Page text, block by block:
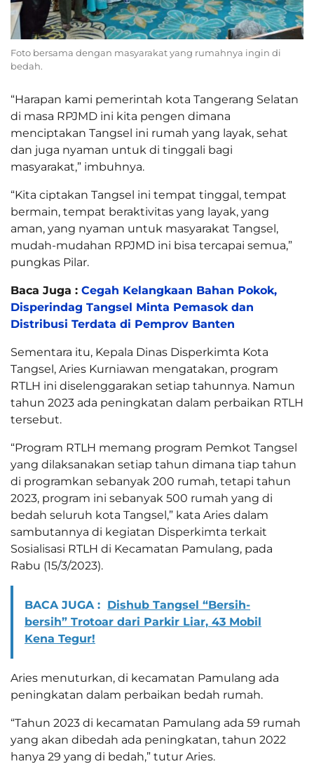
Foto bersama dengan masyarakat yang rumahnya ingin di
bedah.
“Harapan kami pemerintah kota Tangerang Selatan
di masa RPJMD ini kita pengen dimana
menciptakan Tangsel ini rumah yang layak, sehat
dan juga nyaman untuk di tinggali bagi
masyarakat,” imbuhnya.
“Kita ciptakan Tangsel ini tempat tinggal, tempat
bermain, tempat beraktivitas yang layak, yang
aman, yang nyaman untuk masyarakat Tangsel,
mudah-mudahan RPJMD ini bisa tercapai semua,”
pungkas Pilar.
Baca Juga : Cegah Kelangkaan Bahan Pokok,
Disperindag Tangsel Minta Pemasok dan
Distribusi Terdata di Pemprov Banten
Sementara itu, Kepala Dinas Disperkimta Kota
Tangsel, Aries Kurniawan mengatakan, program
RTLH ini diselenggarakan setiap tahunnya. Namun
tahun 2023 ada peningkatan dalam perbaikan RTLH
tersebut.
“Program RTLH memang program Pemkot Tangsel
yang dilaksanakan setiap tahun dimana tiap tahun
di programkan sebanyak 200 rumah, tetapi tahun
2023, program ini sebanyak 500 rumah yang di
bedah seluruh kota Tangsel,” kata Aries dalam
sambutannya di kegiatan Disperkimta terkait
Sosialisasi RTLH di Kecamatan Pamulang, pada
Rabu (15/3/2023).
BACA JUGA : Dishub Tangsel “Bersih-
bersih” Trotoar dari Parkir Liar, 43 Mobil
Kena Tegur!
Aries menuturkan, di kecamatan Pamulang ada
peningkatan dalam perbaikan bedah rumah.
“Tahun 2023 di kecamatan Pamulang ada 59 rumah
yang akan dibedah ada peningkatan, tahun 2022
hanya 29 yang di bedah,” tutur Aries.